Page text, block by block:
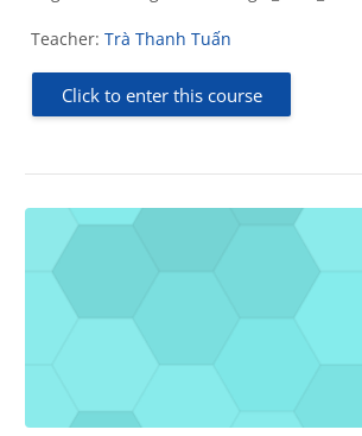
Teacher: Trà Thanh Tuấn
Click to enter this course